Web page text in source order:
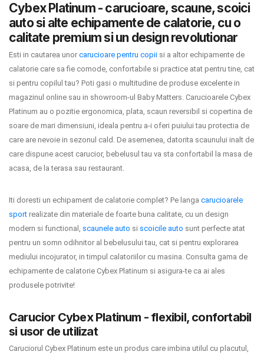
BABY MONITORS
HRANIRE SI DIVERSIFICARE
CASA SI CURATENIE
INGRIJIRE PERSONALA
BAIE SI TOALETA
Informatii companie
Despre noi
Blog
Showroom
Branduri
Cybex Platinum - carucioare, scaune, scoici
auto si alte echipamente de calatorie, cu o
calitate premium si un design revolutionar
Esti in cautarea unor carucioare pentru copii si a altor echipamente de
calatorie care sa fie comode, confortabile si practice atat pentru tine, cat
si pentru copilul tau? Poti gasi o multitudine de produse excelente in
magazinul online sau in showroom-ul Baby Matters. Carucioarele Cybex
Platinum au o pozitie ergonomica, plata, scaun reversibil si copertina de
soare de mari dimensiuni, ideala pentru a-i oferi puiului tau protectia de
care are nevoie in sezonul cald. De asemenea, datorita scaunului inalt de
care dispune acest carucior, bebelusul tau va sta confortabil la masa de
acasa, de la terasa sau restaurant.
Iti doresti un echipament de calatorie complet? Pe langa carucioarele
sport realizate din materiale de foarte buna calitate, cu un design
modern si functional, scaunele auto si scoicile auto sunt perfecte atat
pentru un somn odihnitor al bebelusului tau, cat si pentru explorarea
mediului incojurator, in timpul calatoriilor cu masina. Consulta gama de
echipamente de calatorie Cybex Platinum si asigura-te ca ai ales
produsele potrivite!
Carucior Cybex Platinum - flexibil, confortabil
si usor de utilizat
Caruciorul Cybex Platinum este un produs care imbina utilul cu placutul,